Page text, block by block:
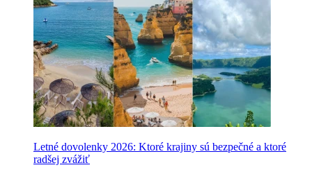
Letné dovolenky 2026: Ktoré krajiny sú bezpečné a ktoré
radšej zvážiť